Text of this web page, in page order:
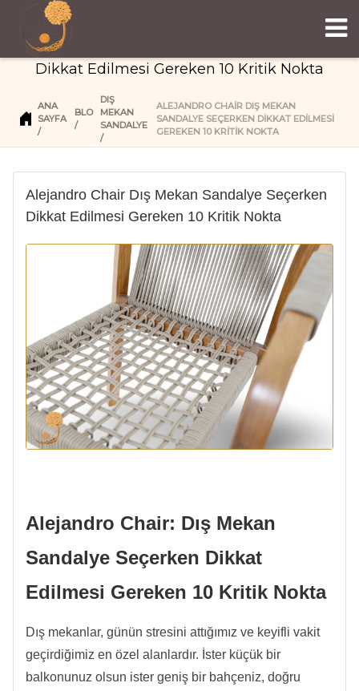
Alejandro Chair Dış Mekan Sandalye Seçerken
Dikkat Edilmesi Gereken 10 Kritik Nokta
ANA
SAYFA
BLOG
DIŞ
MEKAN
SANDALYE
ALEJANDRO CHAIR DIŞ MEKAN
SANDALYE SEÇERKEN DIKKAT EDILMESI
GEREKEN 10 KRITIK NOKTA
Alejandro Chair Dış Mekan Sandalye Seçerken
Dikkat Edilmesi Gereken 10 Kritik Nokta
Alejandro Chair: Dış Mekan
Sandalye Seçerken Dikkat
Edilmesi Gereken 10 Kritik Nokta
Dış mekanlar, günün stresini attığımız ve keyifli vakit
geçirdiğimiz en özel alanlardır. İster küçük bir
balkonunuz olsun ister geniş bir bahçeniz, doğru